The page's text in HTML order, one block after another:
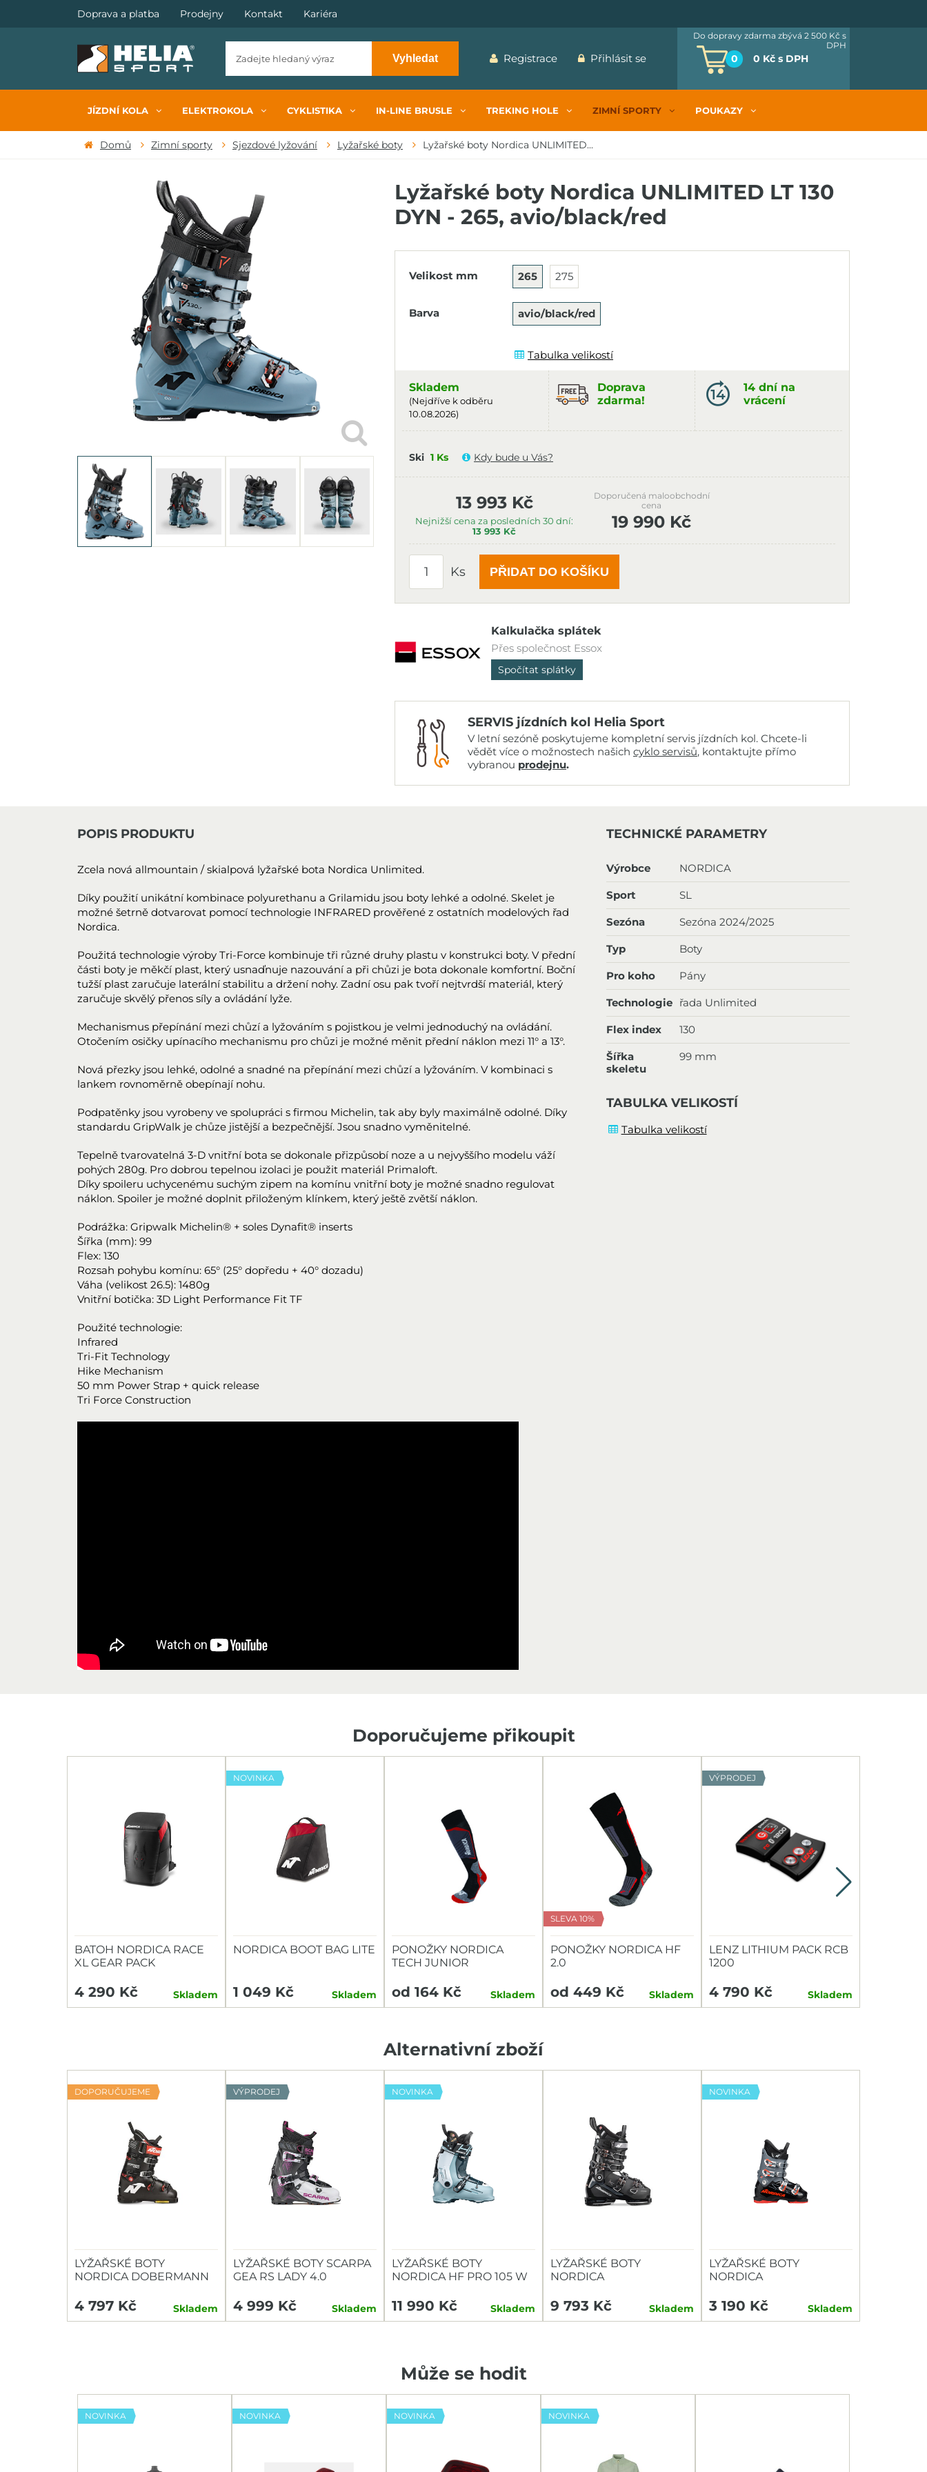
Doprava a platba Prodejny Kontakt Kariéra
Vyhledat Registrace Přihlásit se 0 0 Kč s DPH
Do dopravy zdarma zbývá 2 500 Kč s
DPH
JÍZDNÍ KOLA ELEKTROKOLA CYKLISTIKA IN-LINE BRUSLE TREKING HOLE ZIMNÍ SPORTY POUKAZY
Domů Zimní sporty Sjezdové lyžování Lyžařské boty Lyžařské boty Nordica UNLIMITED...
Lyžařské boty Nordica UNLIMITED LT 130
DYN - 265, avio/black/red
Velikost mm 265 275
Barva avio/black/red
Tabulka velikostí
Skladem
(Nejdříve k odběru
10.08.2026)
Doprava
zdarma!
14 dní na
vrácení
Ski 1 Ks Kdy bude u Vás?
13 993 Kč
Nejnižší cena za posledních 30 dní:
13 993 Kč
Doporučená maloobchodní
cena
19 990 Kč
Ks PŘIDAT DO KOŠÍKU
Kalkulačka splátek
Přes společnost Essox
Spočítat splátky
SERVIS jízdních kol Helia Sport
V letní sezóně poskytujeme kompletní servis jízdních kol. Chcete-li
vědět více o možnostech našich cyklo servisů, kontaktujte přímo
vybranou prodejnu.
POPIS PRODUKTU
Zcela nová allmountain / skialpová lyžařské bota Nordica Unlimited.
Díky použití unikátní kombinace polyurethanu a Grilamidu jsou boty lehké a odolné. Skelet je
možné šetrně dotvarovat pomocí technologie INFRARED prověřené z ostatních modelových řad
Nordica.
Použitá technologie výroby Tri-Force kombinuje tři různé druhy plastu v konstrukci boty. V přední
části boty je měkčí plast, který usnaďnuje nazouvání a při chůzi je bota dokonale komfortní. Boční
tužší plast zaručuje laterální stabilitu a držení nohy. Zadní osu pak tvoří nejtvrdší materiál, který
zaručuje skvělý přenos síly a ovládání lyže.
Mechanismus přepínání mezi chůzí a lyžováním s pojistkou je velmi jednoduchý na ovládání.
Otočením osičky upínacího mechanismu pro chůzi je možné měnit přední náklon mezi 11° a 13°.
Nová přezky jsou lehké, odolné a snadné na přepínání mezi chůzí a lyžováním. V kombinaci s
lankem rovnoměrně obepínají nohu.
Podpatěnky jsou vyrobeny ve spolupráci s firmou Michelin, tak aby byly maximálně odolné. Díky
standardu GripWalk je chůze jistější a bezpečnější. Jsou snadno vyměnitelné.
Tepelně tvarovatelná 3-D vnitřní bota se dokonale přizpůsobí noze a u nejvyššího modelu váží
pohých 280g. Pro dobrou tepelnou izolaci je použit materiál Primaloft.
Díky spoileru uchycenému suchým zipem na komínu vnitřní boty je možné snadno regulovat
náklon. Spoiler je možné doplnit přiloženým klínkem, který ještě zvětší náklon.
Podrážka: Gripwalk Michelin® + soles Dynafit® inserts
Šířka (mm): 99
Flex: 130
Rozsah pohybu komínu: 65° (25° dopředu + 40° dozadu)
Váha (velikost 26.5): 1480g
Vnitřní botička: 3D Light Performance Fit TF
Použité technologie:
Infrared
Tri-Fit Technology
Hike Mechanism
50 mm Power Strap + quick release
Tri Force Construction
TECHNICKÉ PARAMETRY
Výrobce NORDICA
Sport SL
Sezóna Sezóna 2024/2025
Typ Boty
Pro koho Pány
Technologie řada Unlimited
Flex index 130
Šířka
skeletu
99 mm
TABULKA VELIKOSTÍ
Tabulka velikostí
Doporučujeme přikoupit
BATOH NORDICA RACE
XL GEAR PACK
4 290 Kč Skladem
NOVINKA
NORDICA BOOT BAG LITE
1 049 Kč Skladem
PONOŽKY NORDICA
TECH JUNIOR
od 164 Kč Skladem
SLEVA 10%
PONOŽKY NORDICA HF
2.0
od 449 Kč Skladem
VÝPRODEJ
LENZ LITHIUM PACK RCB
1200
4 790 Kč Skladem
Alternativní zboží
DOPORUČUJEME
LYŽAŘSKÉ BOTY
NORDICA DOBERMANN
4 797 Kč Skladem
VÝPRODEJ
LYŽAŘSKÉ BOTY SCARPA
GEA RS LADY 4.0
4 999 Kč Skladem
NOVINKA
LYŽAŘSKÉ BOTY
NORDICA HF PRO 105 W
11 990 Kč Skladem
LYŽAŘSKÉ BOTY
NORDICA
(GW)
9 793 Kč Skladem
NOVINKA
LYŽAŘSKÉ BOTY
NORDICA
3 190 Kč Skladem
Může se hodit
NOVINKA NOVINKA NOVINKA NOVINKA